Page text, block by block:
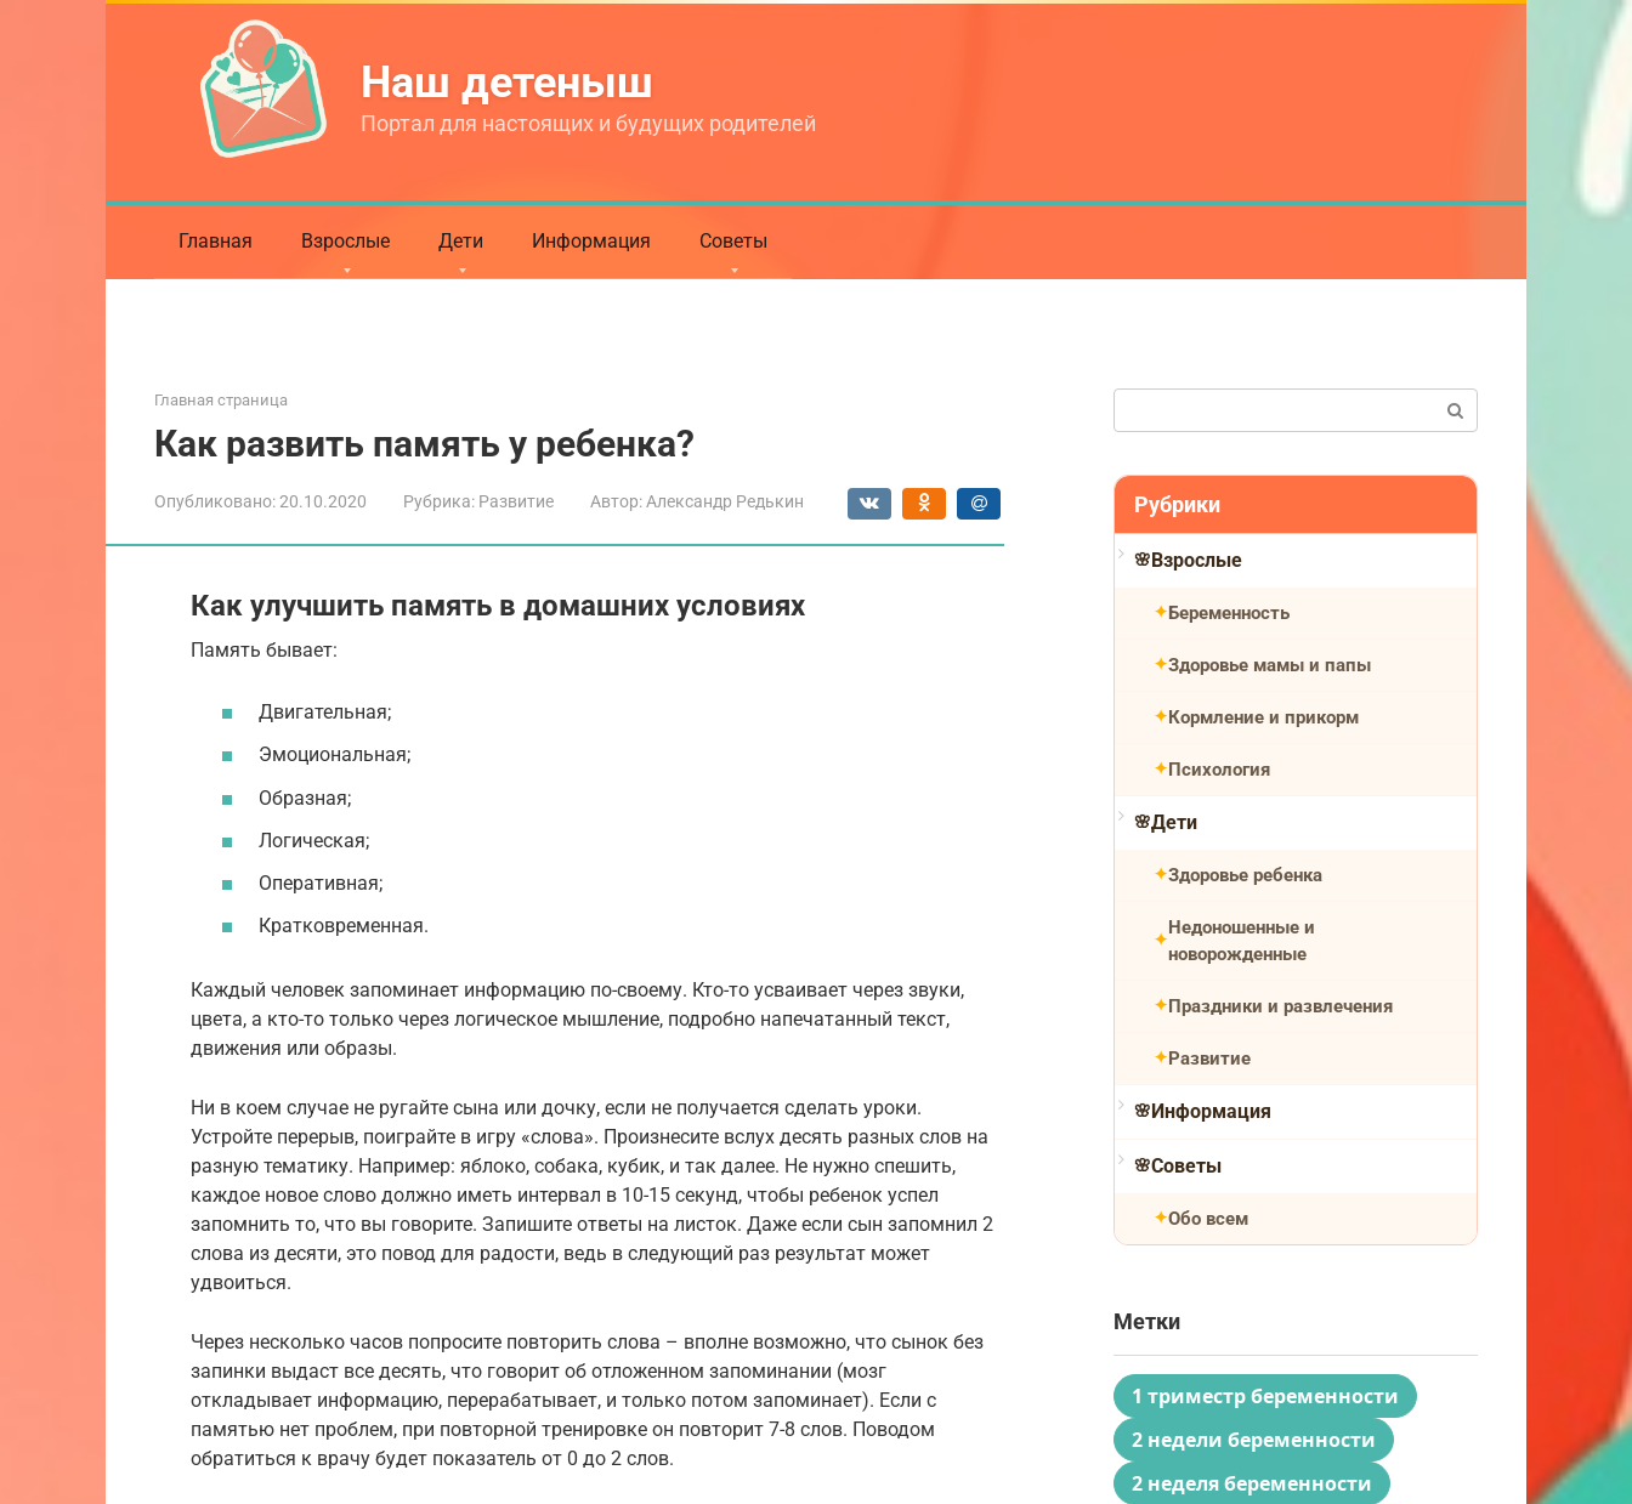
Наш детеныш
Портал для настоящих и будущих родителей
Главная Взрослые Дети Информация Советы
Главная страница
Как развить память у ребенка?
Опубликовано:20.10.2020 Рубрика: Развитие Автор: Александр Редькин
Как улучшить память в домашних условиях
Память бывает:
Двигательная;
Эмоциональная;
Образная;
Логическая;
Оперативная;
Кратковременная.
Каждый человек запоминает информацию по-своему. Кто-то усваивает через звуки,
цвета, а кто-то только через логическое мышление, подробно напечатанный текст,
движения или образы.
Ни в коем случае не ругайте сына или дочку, если не получается сделать уроки.
Устройте перерыв, поиграйте в игру «слова». Произнесите вслух десять разных слов на
разную тематику. Например: яблоко, собака, кубик, и так далее. Не нужно спешить,
каждое новое слово должно иметь интервал в 10-15 секунд, чтобы ребенок успел
запомнить то, что вы говорите. Запишите ответы на листок. Даже если сын запомнил 2
слова из десяти, это повод для радости, ведь в следующий раз результат может
удвоиться.
Через несколько часов попросите повторить слова – вполне возможно, что сынок без
запинки выдаст все десять, что говорит об отложенном запоминании (мозг
откладывает информацию, перерабатывает, и только потом запоминает). Если с
памятью нет проблем, при повторной тренировке он повторит 7-8 слов. Поводом
обратиться к врачу будет показатель от 0 до 2 слов.
Рубрики
Взрослые
Беременность
Здоровье мамы и папы
Кормление и прикорм
Психология
Дети
Здоровье ребенка
Недоношенные и
новорожденные
Праздники и развлечения
Развитие
Информация
Советы
Обо всем
Метки
1 триместр беременности
2 недели беременности
2 неделя беременности